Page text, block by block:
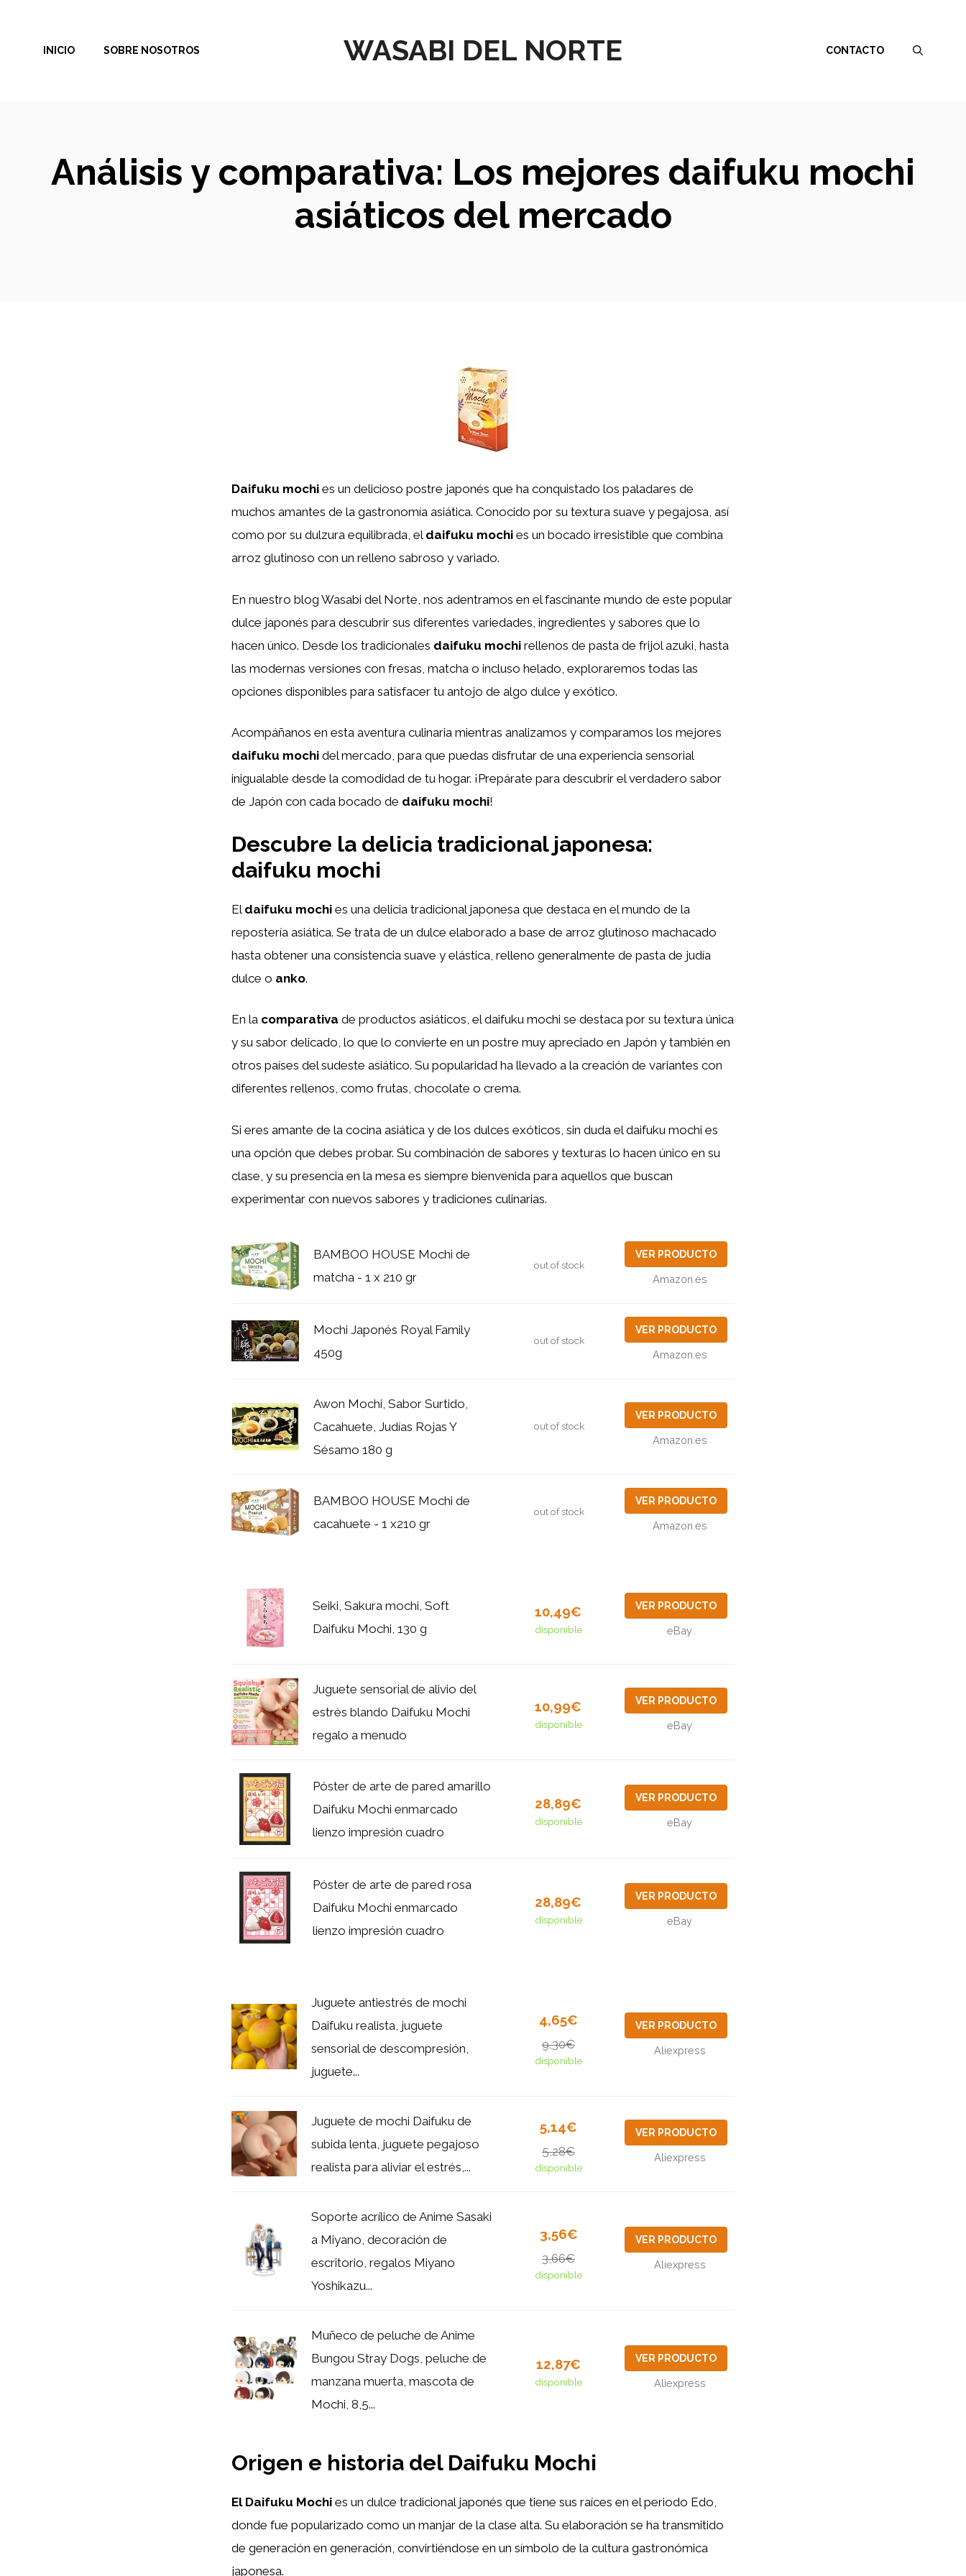
contenido
WASABI DEL NORTE
INICIO SOBRE NOSOTROS CONTACTO
Análisis y comparativa: Los mejores daifuku mochi
asiáticos del mercado
Daifuku mochi es un delicioso postre japonés que ha conquistado los paladares de
muchos amantes de la gastronomía asiática. Conocido por su textura suave y pegajosa, así
como por su dulzura equilibrada, el daifuku mochi es un bocado irresistible que combina
arroz glutinoso con un relleno sabroso y variado.
En nuestro blog Wasabi del Norte, nos adentramos en el fascinante mundo de este popular
dulce japonés para descubrir sus diferentes variedades, ingredientes y sabores que lo
hacen único. Desde los tradicionales daifuku mochi rellenos de pasta de frijol azuki, hasta
las modernas versiones con fresas, matcha o incluso helado, exploraremos todas las
opciones disponibles para satisfacer tu antojo de algo dulce y exótico.
Acompáñanos en esta aventura culinaria mientras analizamos y comparamos los mejores
daifuku mochi del mercado, para que puedas disfrutar de una experiencia sensorial
inigualable desde la comodidad de tu hogar. ¡Prepárate para descubrir el verdadero sabor
de Japón con cada bocado de daifuku mochi!
Descubre la delicia tradicional japonesa:
daifuku mochi
El daifuku mochi es una delicia tradicional japonesa que destaca en el mundo de la
repostería asiática. Se trata de un dulce elaborado a base de arroz glutinoso machacado
hasta obtener una consistencia suave y elástica, relleno generalmente de pasta de judía
dulce o anko.
En la comparativa de productos asiáticos, el daifuku mochi se destaca por su textura única
y su sabor delicado, lo que lo convierte en un postre muy apreciado en Japón y también en
otros países del sudeste asiático. Su popularidad ha llevado a la creación de variantes con
diferentes rellenos, como frutas, chocolate o crema.
Si eres amante de la cocina asiática y de los dulces exóticos, sin duda el daifuku mochi es
una opción que debes probar. Su combinación de sabores y texturas lo hacen único en su
clase, y su presencia en la mesa es siempre bienvenida para aquellos que buscan
experimentar con nuevos sabores y tradiciones culinarias.
BAMBOO HOUSE Mochi de
matcha - 1 x 210 gr
out of stock
VER PRODUCTO
Amazon.es
Mochi Japonés Royal Family
450g
out of stock
VER PRODUCTO
Amazon.es
Awon Mochi, Sabor Surtido,
Cacahuete, Judías Rojas Y
Sésamo 180 g
out of stock
VER PRODUCTO
Amazon.es
BAMBOO HOUSE Mochi de
cacahuete - 1 x210 gr
out of stock
VER PRODUCTO
Amazon.es
Seiki, Sakura mochi, Soft
Daifuku Mochi, 130 g
10,49€
disponible
VER PRODUCTO
eBay
Juguete sensorial de alivio del
estrés blando Daifuku Mochi
regalo a menudo
10,99€
disponible
VER PRODUCTO
eBay
Póster de arte de pared amarillo
Daifuku Mochi enmarcado
lienzo impresión cuadro
28,89€
disponible
VER PRODUCTO
eBay
Póster de arte de pared rosa
Daifuku Mochi enmarcado
lienzo impresión cuadro
28,89€
disponible
VER PRODUCTO
eBay
Juguete antiestrés de mochi
Daifuku realista, juguete
sensorial de descompresión,
juguete...
4,65€
9,30€
disponible
VER PRODUCTO
Aliexpress
Juguete de mochi Daifuku de
subida lenta, juguete pegajoso
realista para aliviar el estrés,...
5,14€
5,28€
disponible
VER PRODUCTO
Aliexpress
Soporte acrílico de Anime Sasaki
a Miyano, decoración de
escritorio, regalos Miyano
Yoshikazu...
3,56€
3,66€
disponible
VER PRODUCTO
Aliexpress
Muñeco de peluche de Anime
Bungou Stray Dogs, peluche de
manzana muerta, mascota de
Mochi, 8,5...
12,87€
disponible
VER PRODUCTO
Aliexpress
Origen e historia del Daifuku Mochi
El Daifuku Mochi es un dulce tradicional japonés que tiene sus raíces en el periodo Edo,
donde fue popularizado como un manjar de la clase alta. Su elaboración se ha transmitido
de generación en generación, convirtiéndose en un símbolo de la cultura gastronómica
japonesa.